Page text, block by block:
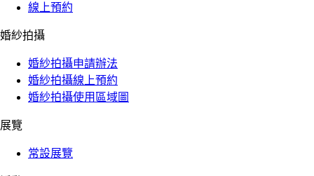
線上預約
婚紗拍攝
婚紗拍攝申請辦法
婚紗拍攝線上預約
婚紗拍攝使用區域圖
展覽
常設展覽